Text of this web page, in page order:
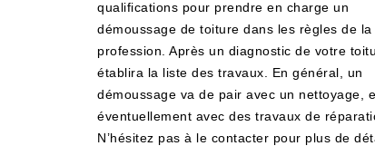
qualifications pour prendre en charge un
démoussage de toiture dans les règles de la
profession. Après un diagnostic de votre
établira la liste des travaux. En général, un
démoussage va de pair avec un nettoyage,
éventuellement avec des travaux de
N’hésitez pas à le contacter pour plus de